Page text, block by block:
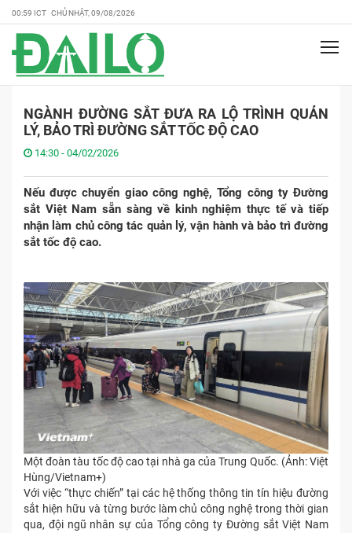
00:59 ICT CHỦ NHẬT, 09/08/2026
NGÀNH ĐƯỜNG SẮT ĐƯA RA LỘ TRÌNH QUẢN
LÝ, BẢO TRÌ ĐƯỜNG SẮT TỐC ĐỘ CAO
14:30 - 04/02/2026
Nếu được chuyển giao công nghệ, Tổng công ty Đường
sắt Việt Nam sẵn sàng về kinh nghiệm thực tế và tiếp
nhận làm chủ công tác quản lý, vận hành và bảo trì đường
sắt tốc độ cao.
Một đoàn tàu tốc độ cao tại nhà ga của Trung Quốc. (Ảnh: Việt
Hùng/Vietnam+)
Với việc “thực chiến” tại các hệ thống thông tin tín hiệu đường
sắt hiện hữu và từng bước làm chủ công nghệ trong thời gian
qua, đội ngũ nhân sự của Tổng công ty Đường sắt Việt Nam